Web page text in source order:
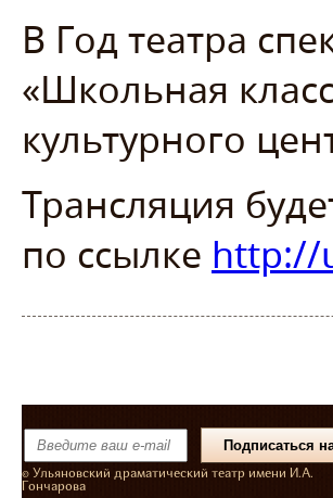
В Год театра
«Школьная
культурного
Трансляция
по ссылке http://
© Ульяновский драматический театр имени И.А.
Гончарова